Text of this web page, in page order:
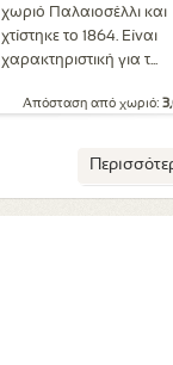
χωριό Παλαιοσέλλι και
χτίστηκε το 1864. Είναι
χαρακτηριστική για τ...
Απόσταση από χωριό: